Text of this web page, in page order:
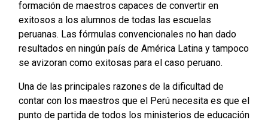
formación de maestros capaces de convertir en
exitosos a los alumnos de todas las escuelas
peruanas. Las fórmulas convencionales no han dado
resultados en ningún país de América Latina y tampoco
se avizoran como exitosas para el caso peruano.
Una de las principales razones de la dificultad de
contar con los maestros que el Perú necesita es que el
punto de partida de todos los ministerios de educación